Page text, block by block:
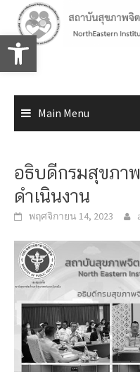
Open toolbar
content
Main Menu
อธิบดีกรมสุขภา
ดำเนินงาน
พฤศจิกายน 14, 2023